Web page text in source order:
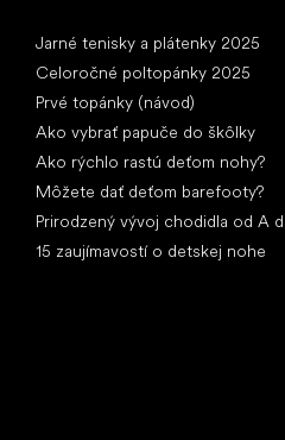
Jarné tenisky a plátenky 2025
Celoročné poltopánky 2025
Prvé topánky (návod)
Ako vybrať papuče do škôlky
Ako rýchlo rastú deťom nohy?
Môžete dať deťom barefooty?
Prirodzený vývoj chodidla od A
15 zaujímavostí o detskej nohe